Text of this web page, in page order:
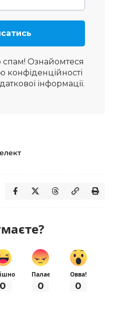
Ознайомтеся
конфіденційності
інформації.
0
Палає
0
Овва!
0